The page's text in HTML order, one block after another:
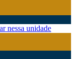
nessa unidade